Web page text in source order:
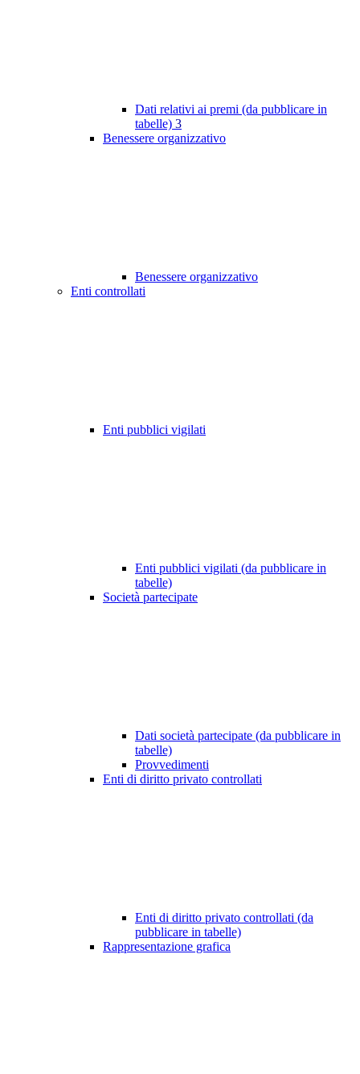
Dati relativi ai premi (da pubblicare in
tabelle) 3
Benessere organizzativo
Benessere organizzativo
Enti controllati
Enti pubblici vigilati
Enti pubblici vigilati (da pubblicare in
tabelle)
Società partecipate
Dati società partecipate (da pubblicare in
tabelle)
Provvedimenti
Enti di diritto privato controllati
Enti di diritto privato controllati (da
pubblicare in tabelle)
Rappresentazione grafica